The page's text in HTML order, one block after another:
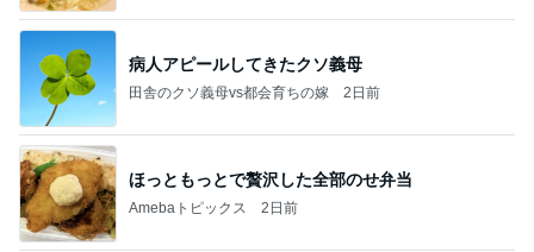
病人アピールしてきたクソ義母
田舎のクソ義母vs都会育ちの嫁 2日前
ほっともっとで贅沢した全部のせ弁当
Amebaトピックス 2日前